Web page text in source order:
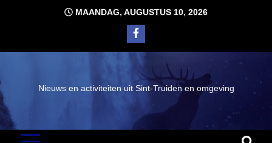
MAANDAG, AUGUSTUS 10, 2026
Nieuws en activiteiten uit Sint-Truiden en omgeving